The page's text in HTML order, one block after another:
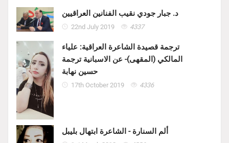
د. جبار جودي نقيب الفنانين العراقيين
22nd July 2019 4337
ترجمة قصيدة الشاعرة العراقية: علياء
المالكي (المقهى)- عن الاسبانية ترجمة
حسين نهابة
17th October 2019 4336
ألم السنارة - الشاعرة ابتهال بليبل